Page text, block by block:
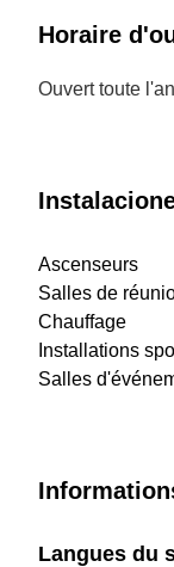
Horaire
Ouvert toute
Ascenseurs
Salles de
Chauffage
Installations
Salles
Langues du